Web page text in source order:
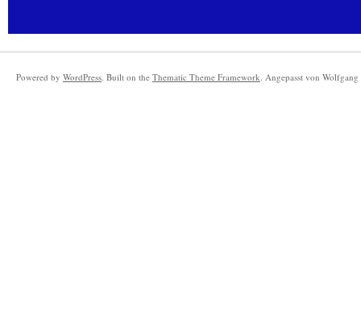
Powered by WordPress. Built on the Thematic Theme Framework. Angepasst von